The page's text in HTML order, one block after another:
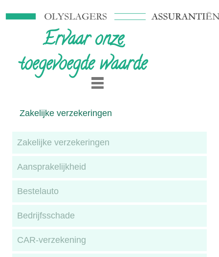
Ervaar onze
toegevoegde waarde
Zakelijke verzekeringen
Zakelijke verzekeringen
Aansprakelijkheid
Bestelauto
Bedrijfsschade
CAR-verzekening